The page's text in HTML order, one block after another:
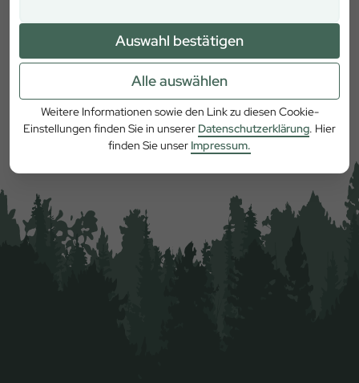
Auswahl bestätigen
Alle auswählen
Weitere Informationen sowie den Link zu diesen Cookie-
Einstellungen finden Sie in unserer Datenschutzerklärung. Hier
finden Sie unser Impressum.
Mehr erfahren